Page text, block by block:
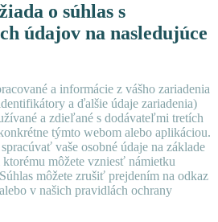
o súhlas s
údajov na nasledujúce
a informácie z vášho zariadenia
a ďalšie údaje zariadenia)
a zdieľané s dodávateľmi tretích
týmto webom alebo aplikáciou.
vaše osobné údaje na základe
môžete vzniesť námietku
môžete zrušiť prejdením na odkaz
v našich pravidlách ochrany